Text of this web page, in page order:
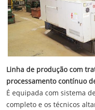
Linha de produção com
processamento contínuo
É equipada com sistema
completo e os técnicos